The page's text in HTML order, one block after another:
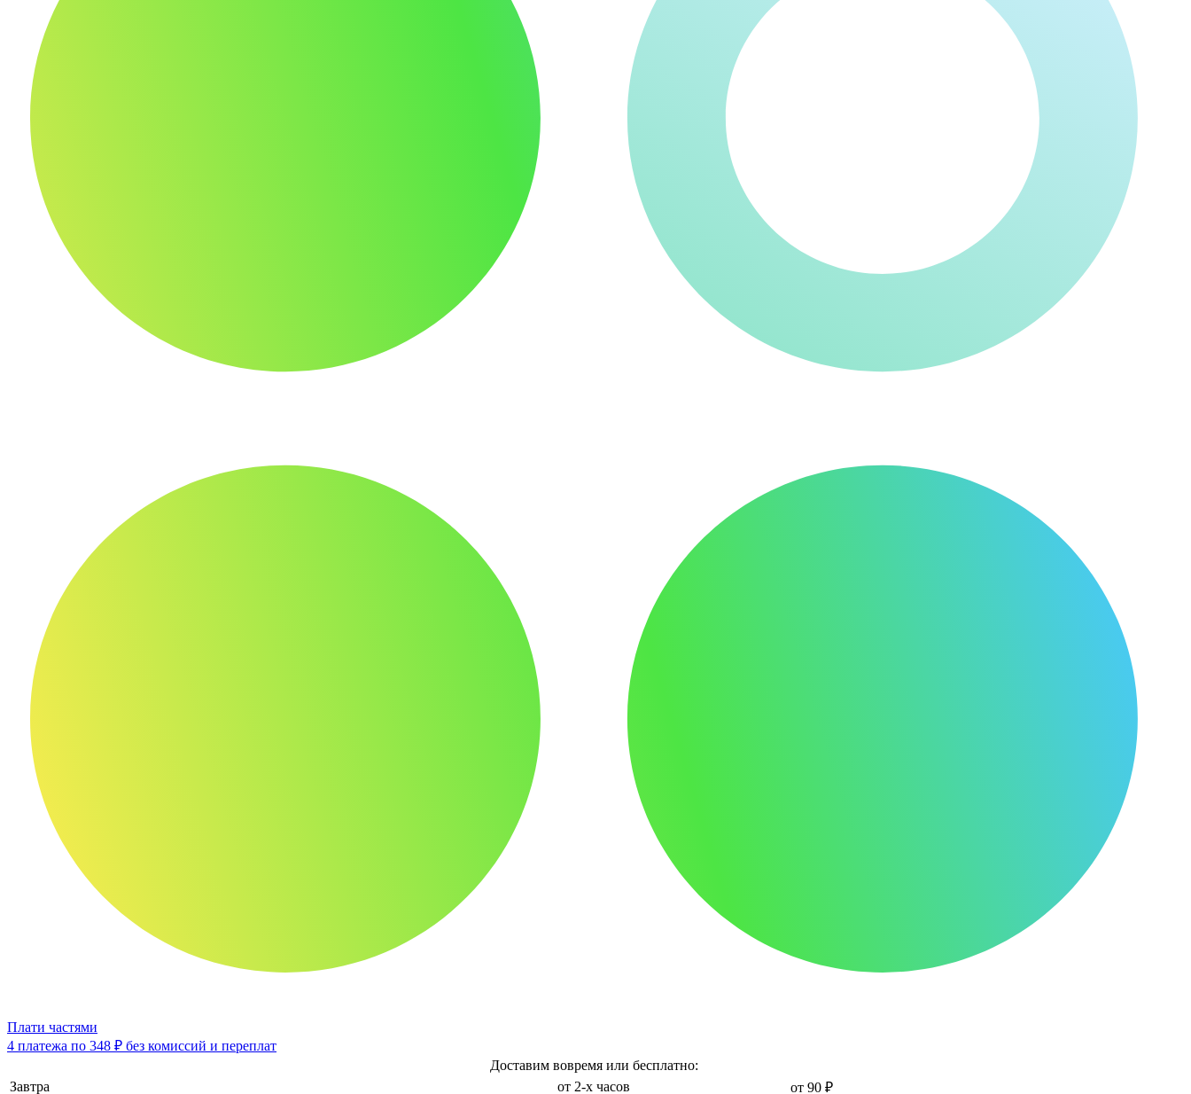
Плати частями
4 платежа по 348 ₽ без комиссий и переплат
Доставим вовремя или бесплатно:
Завтра
от 2-х часов от 90 ₽